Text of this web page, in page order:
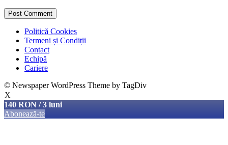
Politică Cookies
Termeni și Condiții
Contact
Echipă
Cariere
© Newspaper WordPress Theme by TagDiv
X
140 RON / 3 luni
Abonează-te